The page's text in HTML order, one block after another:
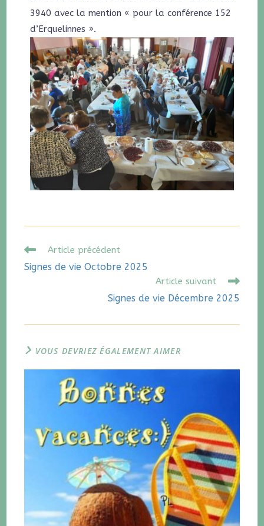
3940 avec la mention « pour la conférence 152
d’Erquelinnes ».
Article précédent
Signes de vie Octobre 2025
Article suivant
Signes de vie Décembre 2025
VOUS DEVRIEZ ÉGALEMENT AIMER